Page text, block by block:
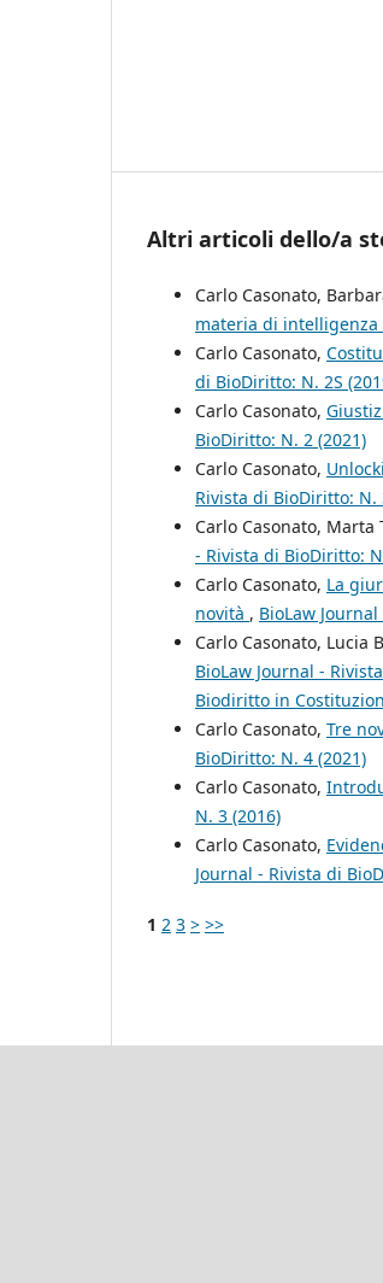
Altri articoli dello/a
Carlo Casonato,
materia di
Carlo Casonato,
di BioDiritto: N. 2S
Carlo Casonato,
BioDiritto: N. 2 (2021)
Carlo Casonato,
Rivista di BioDiritto: N.
Carlo Casonato, Marta
- Rivista di BioDiritto:
Carlo Casonato, La
novità , BioLaw
Carlo Casonato, Lucia
BioLaw Journal -
Biodiritto in
Carlo Casonato, Tre
BioDiritto: N. 4 (2021)
Carlo Casonato,
N. 3 (2016)
Carlo Casonato,
Journal - Rivista di
1 2 3 > >>